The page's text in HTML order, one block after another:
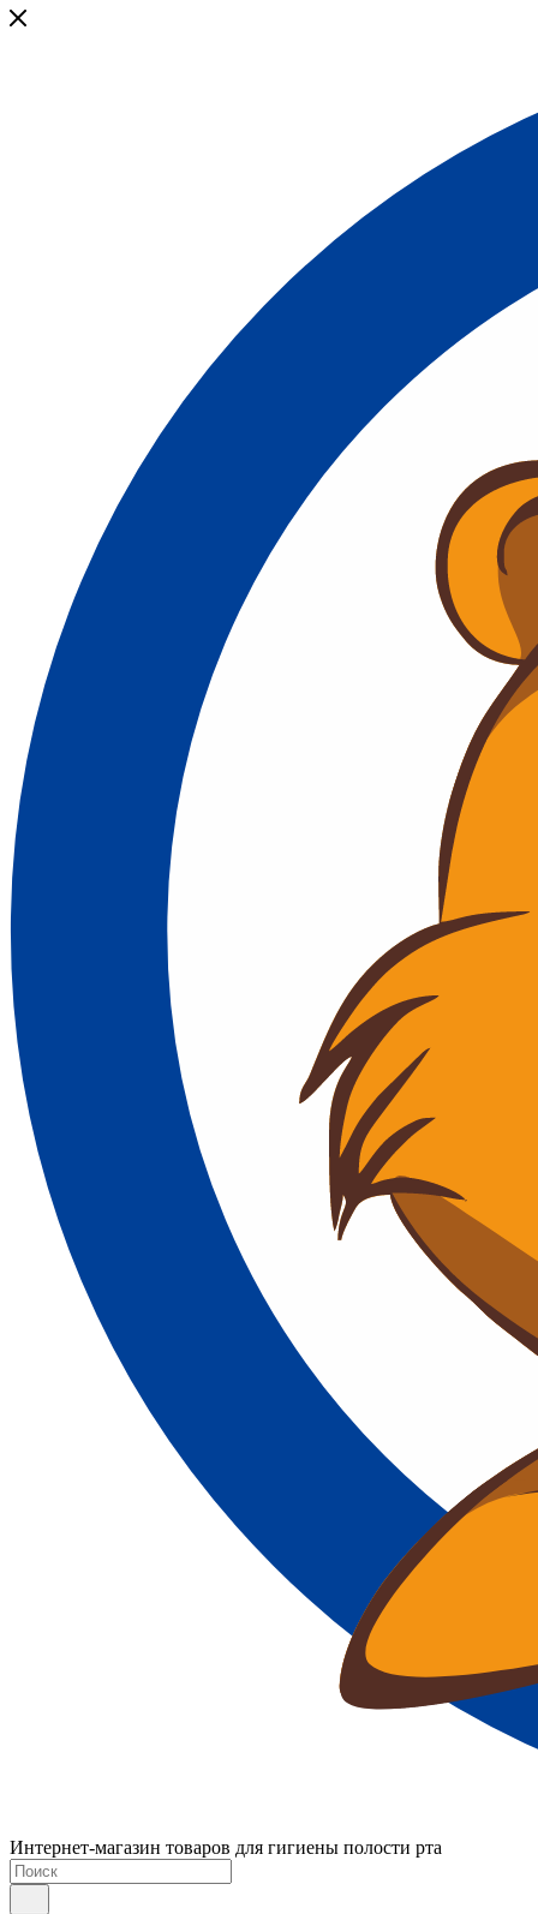
Интернет-магазин товаров для гигиены полости рта